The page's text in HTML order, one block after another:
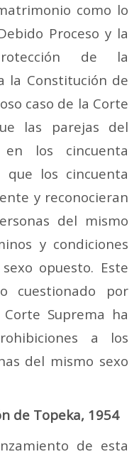
como lo
Proceso y la
de la
la Constitución de
caso de la Corte
las parejas del
los cincuenta
los cincuenta
y reconocieran
del mismo
y condiciones
opuesto. Este
cuestionado por
Suprema ha
a los
del mismo sexo
de Topeka, 1954
de esta